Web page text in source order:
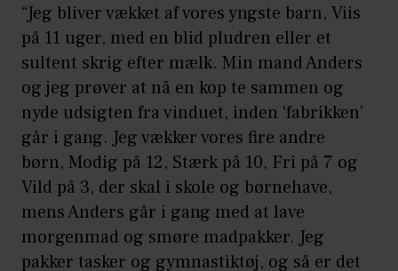
“Jeg bliver vækket af vores yngste barn, Viis
på 11 uger, med en blid pludren eller et
sultent skrig efter mælk. Min mand Anders
og jeg prøver at nå en kop te sammen og
nyde udsigten fra vinduet, inden ‘fabrikken’
går i gang. Jeg vækker vores fire andre
børn, Modig på 12, Stærk på 10, Fri på 7 og
Vild på 3, der skal i skole og børnehave,
mens Anders går i gang med at lave
morgenmad og smøre madpakker. Jeg
pakker tasker og gymnastiktøj, og så er det